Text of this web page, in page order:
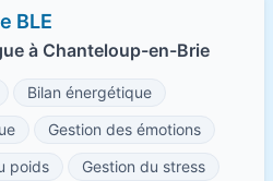
BLE
à Chanteloup-en-Brie
Bilan énergétique
Gestion des émotions
poids
Gestion du stress